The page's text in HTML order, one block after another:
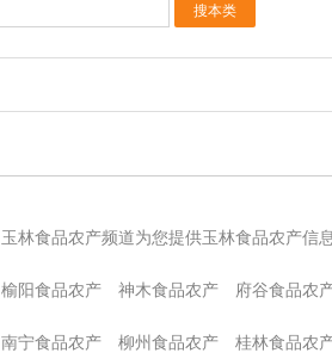
玉林食品农产频道为您提供玉林食品农产信
榆阳食品农产 神木食品农产 府谷食品农
南宁食品农产 柳州食品农产 桂林食品农